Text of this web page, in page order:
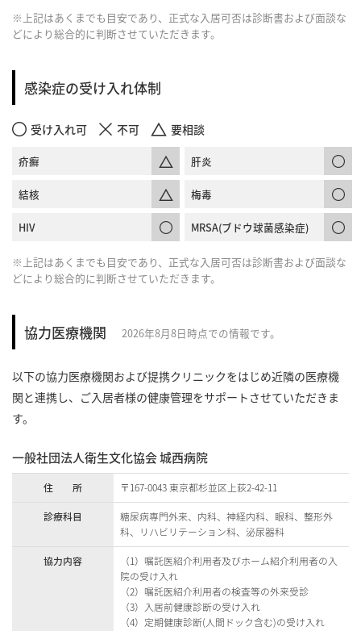
※上記はあくまでも目安であり、正式な入居可否は診断書および面談な
どにより総合的に判断させていただきます。
感染症の受け入れ体制
受け入れ可 不可 要相談
疥癬 肝炎
結核 梅毒
HIV MRSA(ブドウ球菌感染症)
※上記はあくまでも目安であり、正式な入居可否は診断書および面談な
どにより総合的に判断させていただきます。
協力医療機関 2026年8月8日時点での情報です。
以下の協力医療機関および提携クリニックをはじめ近隣の医療機
関と連携し、ご入居者様の健康管理をサポートさせていただきま
す。
一般社団法人衛生文化協会 城西病院
住 所
〒167-0043 東京都杉並区上荻2-42-11
診療科目
糖尿病専門外来、内科、神経内科、眼科、整形外
科、リハビリテーション科、泌尿器科
協力内容
（1）嘱託医紹介利用者及びホーム紹介利用者の入
院の受け入れ
（2）嘱託医紹介利用者の検査等の外来受診
（3）入居前健康診断の受け入れ
（4）定期健康診断(人間ドック含む)の受け入れ